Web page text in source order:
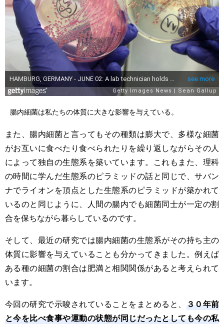
腸内細菌は私たちの体質に大きな影響を与えている。
また、腸内細菌と言ってもその種類は膨大で、多様な細菌
がお互いに食べたり食べられたりを繰り返しながらその人
によって独自の生態系を築いています。これもまた、理科
の時間に学んだ生態系のピラミッドの話と同じで、サバン
ナでライオンを頂点とした生態系のピラミッドが築かれて
いるのと同じように、人間の腸内でも細菌同士が一定の割
合を保ちながら暮らしているのです。
そして、最近の研究では腸内細菌の生態系がその持ち主の
体質に影響を与えていることも分かってきました。例えば
ある種の細菌の割合は肥満と相関関係があると考えられて
います。
今回の研究で示唆されていることをまとめると、
３０年前
と今を比べ食事や運動の状態が同じだったとしても今の私